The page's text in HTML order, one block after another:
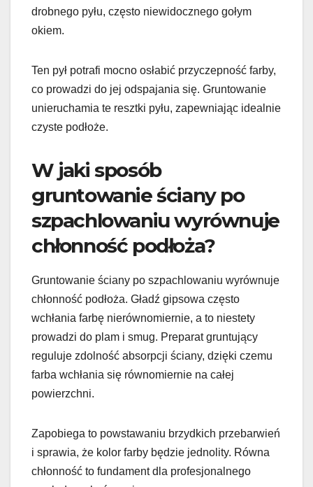
drobnego pyłu, często niewidocznego gołym
okiem.
Ten pył potrafi mocno osłabić przyczepność farby,
co prowadzi do jej odspajania się. Gruntowanie
unieruchamia te resztki pyłu, zapewniając idealnie
czyste podłoże.
W jaki sposób
gruntowanie ściany po
szpachlowaniu wyrównuje
chłonność podłoża?
Gruntowanie ściany po szpachlowaniu wyrównuje
chłonność podłoża. Gładź gipsowa często
wchłania farbę nierównomiernie, a to niestety
prowadzi do plam i smug. Preparat gruntujący
reguluje zdolność absorpcji ściany, dzięki czemu
farba wchłania się równomiernie na całej
powierzchni.
Zapobiega to powstawaniu brzydkich przebarwień
i sprawia, że kolor farby będzie jednolity. Równa
chłonność to fundament dla profesjonalnego